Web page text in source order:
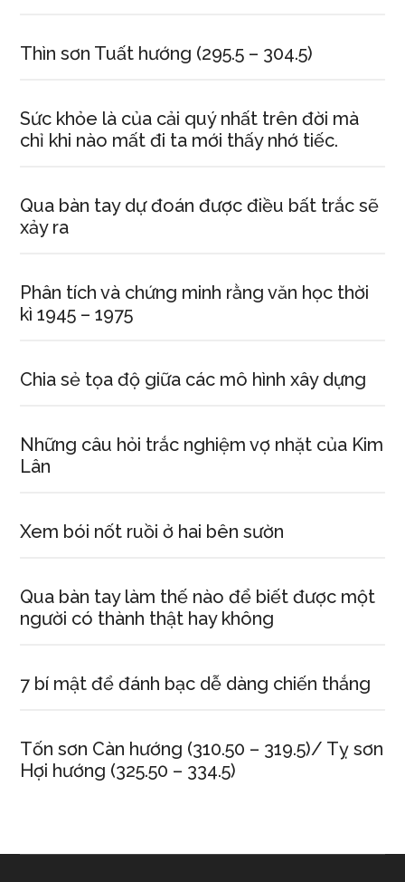
Thìn sơn Tuất hướng (295.5 – 304.5)
Sức khỏe là của cải quý nhất trên đời mà
chỉ khi nào mất đi ta mới thấy nhớ tiếc.
Qua bàn tay dự đoán được điều bất trắc sẽ
xảy ra
Phân tích và chứng minh rằng văn học thời
kì 1945 – 1975
Chia sẻ tọa độ giữa các mô hình xây dựng
Những câu hỏi trắc nghiệm vợ nhặt của Kim
Lân
Xem bói nốt ruồi ở hai bên sườn
Qua bàn tay làm thế nào để biết được một
người có thành thật hay không
7 bí mật để đánh bạc dễ dàng chiến thắng
Tốn sơn Càn hướng (310.50 – 319.5)/ Tỵ sơn
Hợi hướng (325.50 – 334.5)